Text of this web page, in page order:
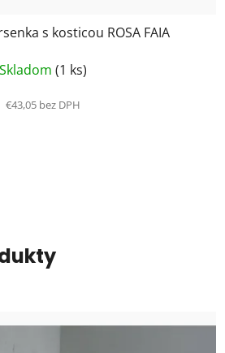
s kosticou ROSA FAIA
Skladom (1 ks)
€43,05 bez DPH